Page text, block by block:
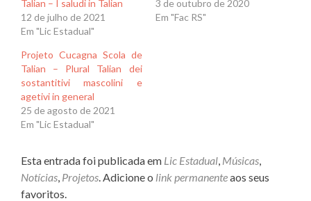
Talian – I saludi in Talian
12 de julho de 2021
Em "Lic Estadual"
3 de outubro de 2020
Em "Fac RS"
Projeto Cucagna Scola de
Talian – Plural Talian dei
sostantitivi mascolini e
agetivi in general
25 de agosto de 2021
Em "Lic Estadual"
Esta entrada foi publicada em Lic Estadual, Músicas,
Notícias, Projetos. Adicione o link permanenteaos seus
favoritos.